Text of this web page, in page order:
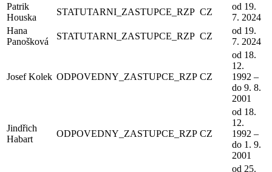
Patrik
Houska
STATUTARNI_ZASTUPCE_RZP CZ
od 19.
7. 2024
Hana
Panošková
STATUTARNI_ZASTUPCE_RZP CZ
od 19.
7. 2024
Josef Kolek ODPOVEDNY_ZASTUPCE_RZP CZ
od 18.
12.
1992 –
do 9. 8.
2001
Jindřich
Habart
ODPOVEDNY_ZASTUPCE_RZP CZ
od 18.
12.
1992 –
do 1. 9.
2001
od 25.